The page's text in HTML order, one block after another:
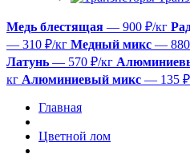
Медь блестящая — 900 ₽/кг
— 310 ₽/кг Медный микс — 880
Латунь — 570 ₽/кг
кг Алюминиевый микс — 135
Главная
Цветной лом